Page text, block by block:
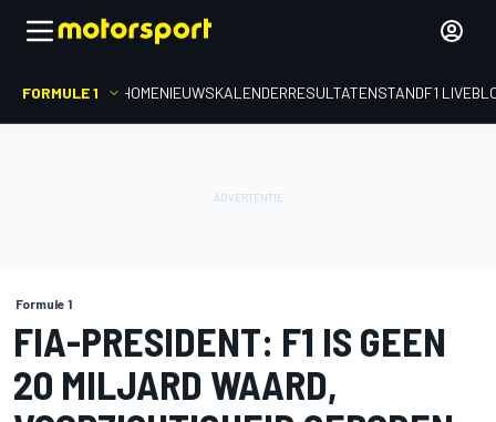
FORMULE 1 HOMENIEUWSKALENDERRESULTATENSTANDF1
Formule 1
FIA-PRESIDENT: F1 IS GEEN
20 MILJARD WAARD,